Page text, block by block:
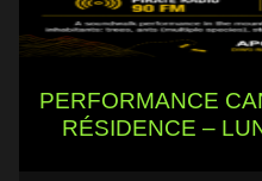
PERFORMANCE
RÉSIDENCE –